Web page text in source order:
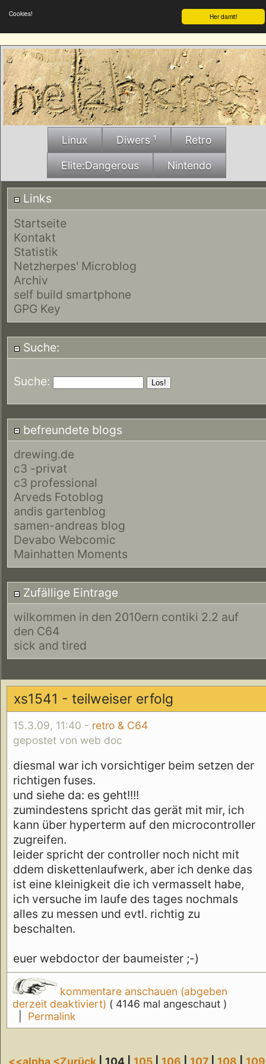
Her damit!
Cookies!
Linux Diwers ¹ Retro
Elite:Dangerous Nintendo
Links
Startseite
Kontakt
Statistik
Netzherpes' Microblog
Archiv
self build smartphone
GPG Key
Suche:
Suche:
befreundete blogs
drewing.de
c3 -privat
c3 professional
Arveds Fotoblog
andis gartenblog
samen-andreas blog
Devabo Webcomic
Mainhatten Moments
Zufällige Eintrage
wilkommen in den 2010ern contiki 2.2 auf
den C64
sick and tired
xs1541 - teilweiser erfolg
15.3.09, 11:40 - retro & C64
gepostet von web doc
diesmal war ich vorsichtiger beim setzen der
richtigen fuses.
und siehe da: es geht!!!!
zumindestens spricht das gerät mit mir, ich
kann über hyperterm auf den microcontroller
zugreifen.
leider spricht der controller noch nicht mit
ddem diskettenlaufwerk, aber ich denke das
ist eine kleinigkeit die ich vermasselt habe,
ich versuche im laufe des tages nochmals
alles zu messen und evtl. richtig zu
beschalten.
euer webdoctor der baumeister ;-)
kommentare anschauen (abgeben
derzeit deaktiviert) ( 4146 mal angeschaut )
Permalink
<<alpha <Zurück | 104 | 105 106 107 108 109